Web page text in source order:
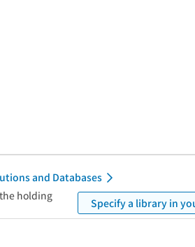
and Databases
holding
Specify a library in